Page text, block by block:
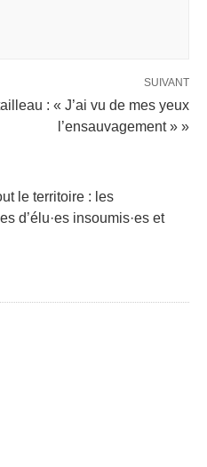
SUIVANT
: « J’ai vu de mes yeux
l’ensauvagement » »
le territoire : les
d’élu·es insoumis·es et